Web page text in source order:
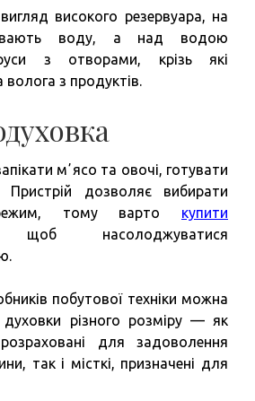
високого резервуара, на
воду, а над водою
з отворами, крізь які
волога з продуктів.
мʼясо та овочі, готувати
дозволяє вибирати
режим, тому варто купити
насолоджуватися
побутової техніки можна
духовки різного розміру — як
для задоволення
так і місткі, призначені для